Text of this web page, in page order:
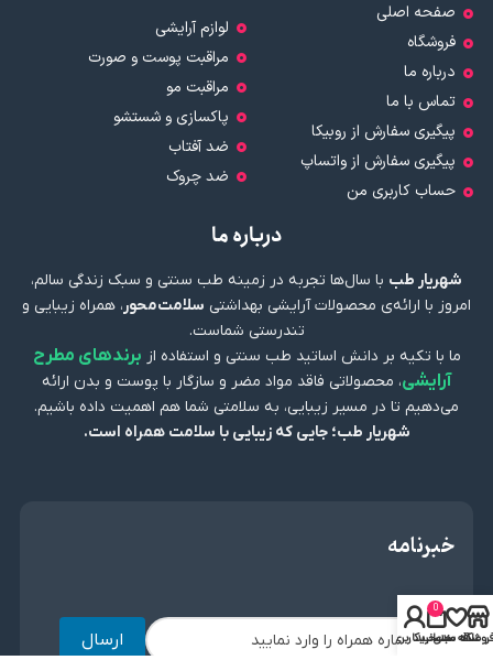
صفحه اصلی
فروشگاه
درباره ما
تماس با ما
پیگیری سفارش از روبیکا
پیگیری سفارش از واتساپ
حساب کاربری من
لوازم آرایشی
مراقبت پوست و صورت
مراقبت مو
پاکسازی و شستشو
ضد آفتاب
ضد چروک
درباره ما
شهریار طب با سال‌ها تجربه در زمینه طب سنتی و سبک زندگی سالم،
امروز با ارائه‌ی محصولات آرایشی بهداشتی سلامت‌محور، همراه زیبایی و
تندرستی شماست.
ما با تکیه بر دانش اساتید طب سنتی و استفاده از برندهای مطرح
آرایشی، محصولاتی فاقد مواد مضر و سازگار با پوست و بدن ارائه
می‌دهیم تا در مسیر زیبایی، به سلامتی شما هم اهمیت داده باشیم.
شهریار طب؛ جایی که زیبایی با سلامت همراه است.
خبرنامه
ارسال فروشگاه
علاقه مندی
0
سبد خرید
حساب کاربری من